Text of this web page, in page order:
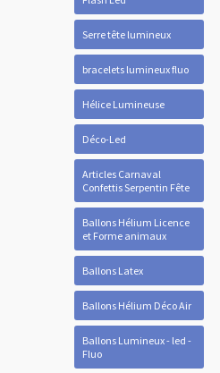
Serre tête lumineux
bracelets lumineux fluo
Hélice Lumineuse
Déco-Led
Articles Carnaval
Confettis Serpentin Fête
Ballons Hélium Licence
et Forme animaux
Ballons Latex
Ballons Hélium Déco Air
Ballons Lumineux - led -
Fluo